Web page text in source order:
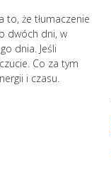
to, że tłumaczenie
dwóch dni, w
dnia. Jeśli
Co za tym
i czasu.